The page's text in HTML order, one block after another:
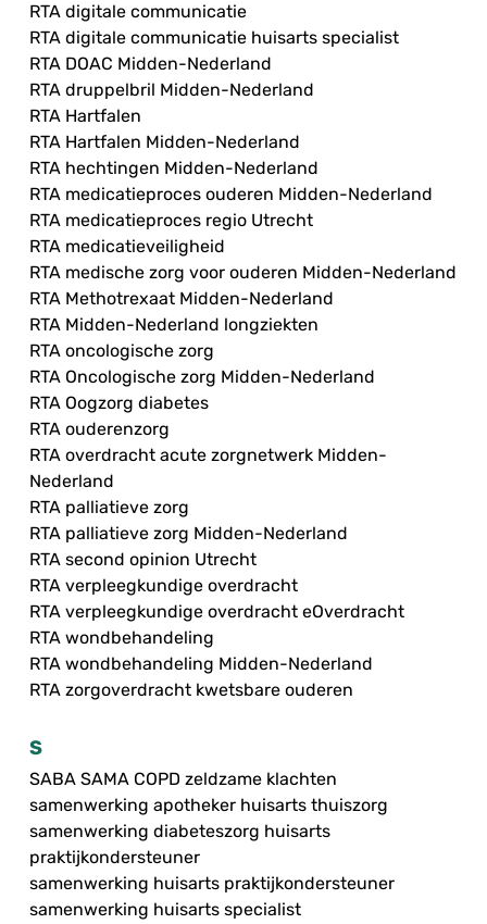
RTA digitale communicatie
RTA digitale communicatie huisarts specialist
RTA DOAC Midden-Nederland
RTA druppelbril Midden-Nederland
RTA Hartfalen
RTA Hartfalen Midden-Nederland
RTA hechtingen Midden-Nederland
RTA medicatieproces ouderen Midden-Nederland
RTA medicatieproces regio Utrecht
RTA medicatieveiligheid
RTA medische zorg voor ouderen Midden-Nederland
RTA Methotrexaat Midden-Nederland
RTA Midden-Nederland longziekten
RTA oncologische zorg
RTA Oncologische zorg Midden-Nederland
RTA Oogzorg diabetes
RTA ouderenzorg
RTA overdracht acute zorgnetwerk Midden-
Nederland
RTA palliatieve zorg
RTA palliatieve zorg Midden-Nederland
RTA second opinion Utrecht
RTA verpleegkundige overdracht
RTA verpleegkundige overdracht eOverdracht
RTA wondbehandeling
RTA wondbehandeling Midden-Nederland
RTA zorgoverdracht kwetsbare ouderen
S
SABA SAMA COPD zeldzame klachten
samenwerking apotheker huisarts thuiszorg
samenwerking diabeteszorg huisarts
praktijkondersteuner
samenwerking huisarts praktijkondersteuner
samenwerking huisarts specialist